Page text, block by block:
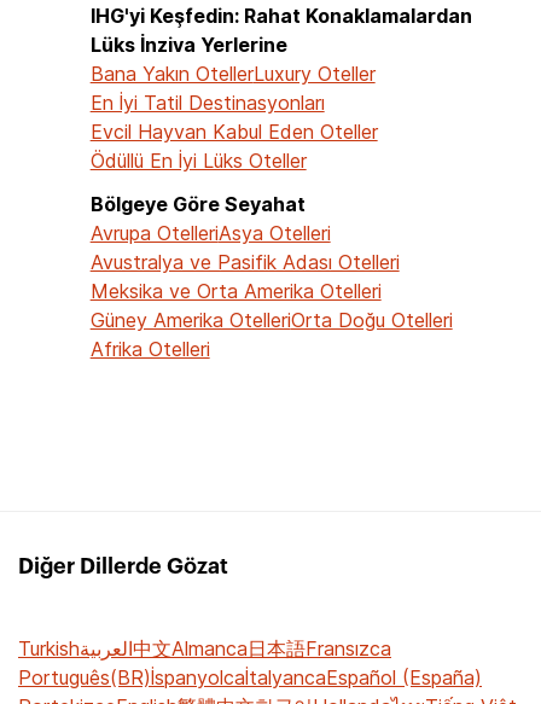
IHG'yi Keşfedin: Rahat Konaklamalardan
Lüks İnziva Yerlerine
Bana Yakın OtellerLuxury Oteller
En İyi Tatil Destinasyonları
Evcil Hayvan Kabul Eden Oteller
Ödüllü En İyi Lüks Oteller
Bölgeye Göre Seyahat
Avrupa OtelleriAsya Otelleri
Avustralya ve Pasifik Adası Otelleri
Meksika ve Orta Amerika Otelleri
Güney Amerika OtelleriOrta Doğu Otelleri
Afrika Otelleri
Diğer Dillerde Gözat
Turkishالعربية中文Almanca日本語Fransızca
Português(BR)İspanyolcaİtalyancaEspañol (España)